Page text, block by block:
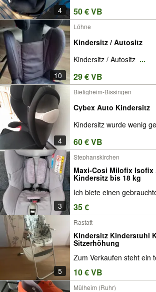
4 50 € VB
10
Löhne
Kindersitz / Autositz
Kindersitz / Autositz ...
29 € VB
4
Bietigheim-Bissingen
Cybex Auto Kindersitz
Kindersitz wurde wenig
60 € VB
3
Stephanskirchen
Maxi-Cosi Milofix
Kindersitz bis 18 kg
Ich biete einen
35 €
5
Rastatt
Kindersitz Kinderstuhl
Sitzerhöhung
Zum Verkaufen steht ein
10 € VB
Mülheim (Ruhr)